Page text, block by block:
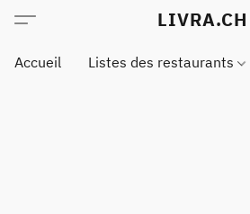
LIVRA.CH
Accueil Listes des restaurants